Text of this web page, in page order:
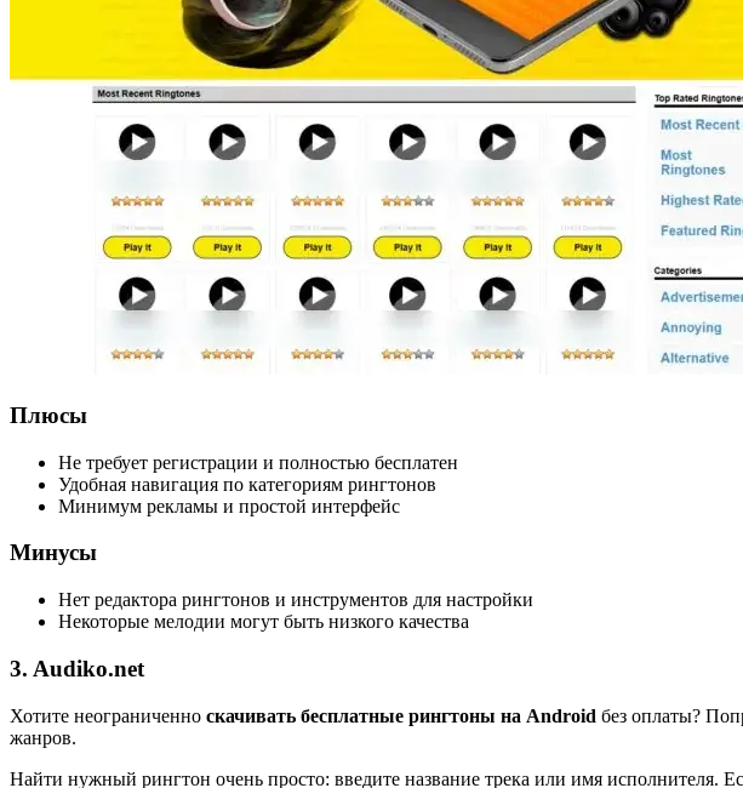
Плюсы
Не требует регистрации и полностью бесплатен
Удобная навигация по категориям рингтонов
Минимум рекламы и простой интерфейс
Минусы
Нет редактора рингтонов и инструментов для настройки
Некоторые мелодии могут быть низкого качества
3. Audiko.net
Хотите неограниченно скачивать бесплатные рингтоны на Android без оплаты?
жанров.
Найти нужный рингтон очень просто: введите название трека или имя исполнителя.